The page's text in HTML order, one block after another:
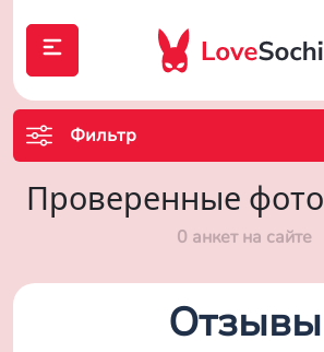
Фильтр
Проверенные фото
0 анкет на сайте
Отзывы